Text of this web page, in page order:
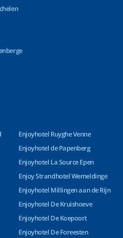
Enjoyhotel Ruyghe Venne
Enjoyhotel de Papenberg
Enjoyhotel La Source Epen
Enjoy Strandhotel Wemeldinge
Enjoyhotel Millingen aan de Rijn
Enjoyhotel De Kruishoeve
Enjoyhotel De Koepoort
Enjoyhotel De Foreesten